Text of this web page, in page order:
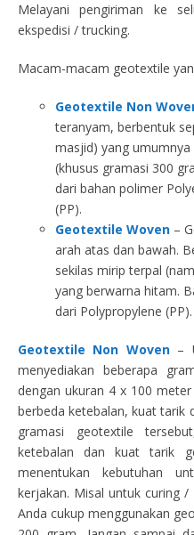
Melayani pengiriman ke
ekspedisi / trucking.
Macam-macam geotextile
Geotextile Non
teranyam, berbentuk
masjid) yang
(khusus gramasi 300
dari bahan polimer
(PP).
Geotextile Woven –
arah atas dan bawah.
sekilas mirip terpal
yang berwarna hitam.
dari Polypropylene (PP).
Geotextile Non Woven–
menyediakan beberapa
dengan ukuran 4 x 100
berbeda ketebalan, kuat tarik
gramasi geotextile
ketebalan dan kuat tarik
menentukan kebutuhan
kerjakan. Misal untuk curing
Anda cukup menggunakan